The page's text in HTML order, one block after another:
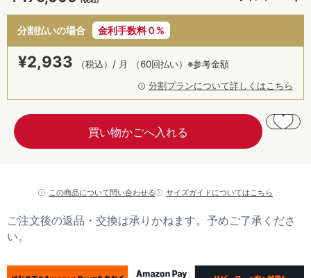
分割払いの場合 金利手数料０%
¥2,933 （税込）/ 月 （60回払い）※参考金額
分割プランについて詳しくはこちら
この商品について問い合わせる サイズガイドについてはこちら
ご注文後の返品・交換は承りかねます。予めご了承くださ
い。